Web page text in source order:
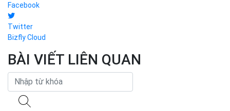
Facebook
Twitter
Bizfly Cloud
BÀI VIẾT LIÊN QUAN